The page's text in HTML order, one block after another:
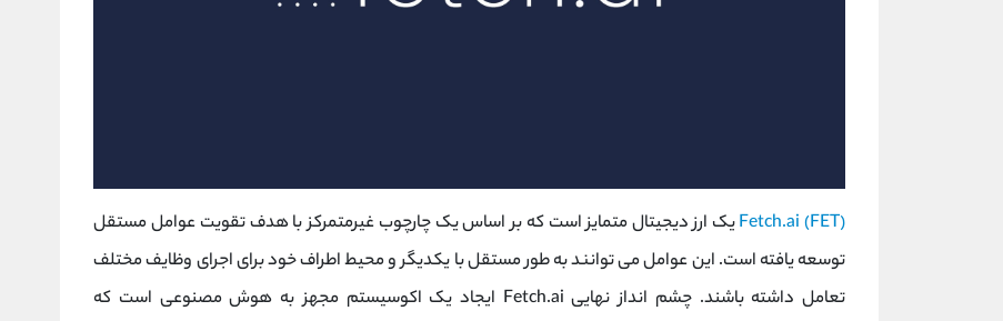
Fetch.ai (FET)یک ارز دیجیتال متمایز است که بر اساس یک چارچوب غیرمتمرکز با هدف تقویت عوامل مستقل
توسعه یافته است. این عوامل می توانند به طور مستقل با یکدیگر و محیط اطراف خود برای اجرای وظایف مختلف
تعامل داشته باشند. چشم انداز نهایی Fetch.ai ایجاد یک اکوسیستم مجهز به هوش مصنوعی است که